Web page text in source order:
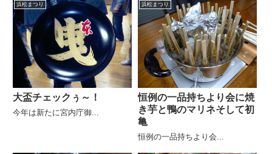
浜松まつり
大盃チェックぅ～！
今年は新たに宮内庁御...
浜松まつり
恒例の一品持ちより会に焼
き芋と鴨のマリネそして初
亀
恒例の一品持ちより会...